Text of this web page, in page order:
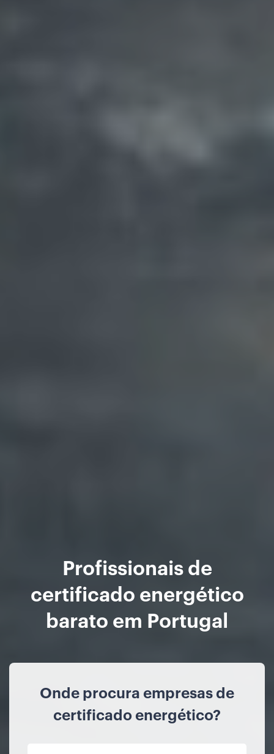
Profissionais de
certificado energético
barato em Portugal
Onde procura empresas de
certificado energético?